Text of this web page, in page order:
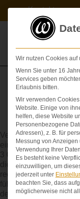
springen
Kontakt
Schädel-Hirn-
des
Verletzung des
eines Unfalls). die
3 Graden
dieses Stichwort
rechtfertigen, wenn
führen, höchste
Wir nutzen Cookies auf
Wenn Sie unter 16
Services geben
Erlaubnis bitten.
Wir verwenden
Website. Einige von
helfen, diese Website
Personenbezogene
Adressen), z. B. für
Messung von
Verwendung Ihrer
Es besteht keine
einzuwilligen, um
jederzeit unter
beachten Sie, dass
möglicherweise nicht